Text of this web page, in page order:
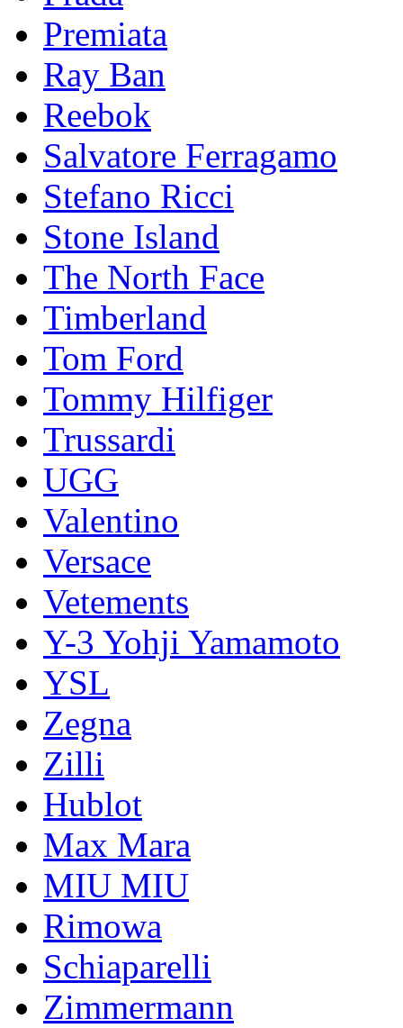
Premiata
Ray Ban
Reebok
Salvatore Ferragamo
Stefano Ricci
Stоnе Islаnd
The North Face
Timberland
Tom Ford
Tommy Hilfiger
Trussardi
UGG
Valentino
Versace
Vetements
Y-3 Yohji Yamamoto
YSL
Zegna
Zilli
Hublot
Max Mara
MIU MIU
Rimowa
Schiaparelli
Zimmermann